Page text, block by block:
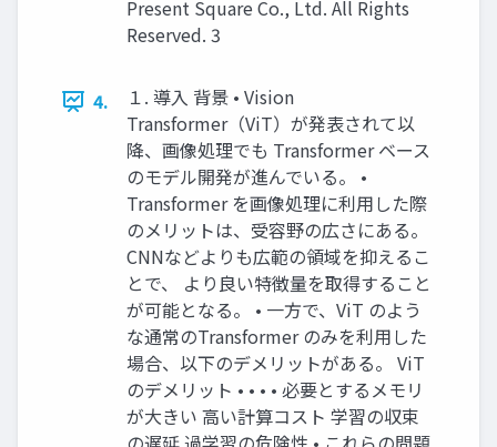
Present Square Co., Ltd. All Rights
Reserved. 3
4.
１. 導入 背景 • Vision
Transformer（ViT）が発表されて以
降、画像処理でも Transformer ベース
のモデル開発が進んでいる。 •
Transformer を画像処理に利用した際
のメリットは、受容野の広さにある。
CNNなどよりも広範の領域を抑えるこ
とで、 より良い特徴量を取得すること
が可能となる。 • 一方で、ViT のよう
な通常のTransformer のみを利用した
場合、以下のデメリットがある。 ViT
のデメリット • • • • 必要とするメモリ
が大きい 高い計算コスト 学習の収束